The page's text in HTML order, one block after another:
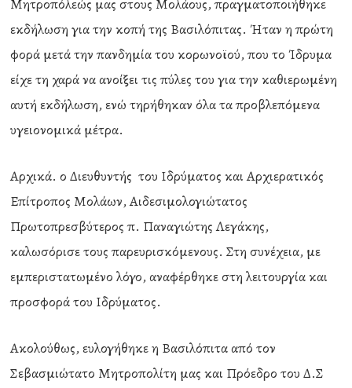
Μητροπόλεώς μας στους Μολάους, πραγματοποιήθηκε
εκδήλωση για την κοπή της Βασιλόπιτας. Ήταν η πρώτη
φορά μετά την πανδημία του κορωνοϊού, που το Ίδρυμα
είχε τη χαρά να ανοίξει τις πύλες του για την καθιερωμένη
αυτή εκδήλωση, ενώ τηρήθηκαν όλα τα προβλεπόμενα
υγειονομικά μέτρα.
Αρχικά. ο Διευθυντής του Ιδρύματος και Αρχιερατικός
Επίτροπος Μολάων, Αιδεσιμολογιώτατος
Πρωτοπρεσβύτερος π. Παναγιώτης Λεγάκης,
καλωσόρισε τους παρευρισκόμενους. Στη συνέχεια, με
εμπεριστατωμένο λόγο, αναφέρθηκε στη λειτουργία και
προσφορά του Ιδρύματος.
Ακολούθως, ευλογήθηκε η Βασιλόπιτα από τον
Σεβασμιώτατο Μητροπολίτη μας και Πρόεδρο του Δ.Σ